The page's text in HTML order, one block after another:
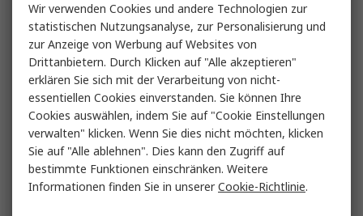
Wir verwenden Cookies und andere Technologien zur
statistischen Nutzungsanalyse, zur Personalisierung und
zur Anzeige von Werbung auf Websites von
Drittanbietern. Durch Klicken auf "Alle akzeptieren"
erklären Sie sich mit der Verarbeitung von nicht-
essentiellen Cookies einverstanden. Sie können Ihre
Cookies auswählen, indem Sie auf "Cookie Einstellungen
verwalten" klicken. Wenn Sie dies nicht möchten, klicken
Sie auf "Alle ablehnen". Dies kann den Zugriff auf
bestimmte Funktionen einschränken. Weitere
Informationen finden Sie in unsererCookie-Richtlinie.